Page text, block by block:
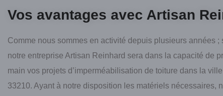
Vos avantages avec Artisan
Comme nous sommes en activité depuis plusieurs années ;
notre entreprise Artisan Reinhard sera dans la capacité de
main vos projets d’imperméabilisation de toiture dans la
33210. Ayant à notre disposition les matériels nécessaires,